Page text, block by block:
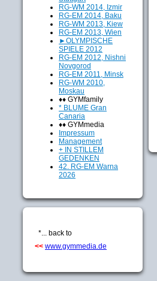
RG-WM 2014, Izmir
RG-EM 2014, Baku
RG-WM 2013, Kiew
RG-EM 2013, Wien
►OLYMPISCHE
SPIELE 2012
RG-EM 2012, Nishni
Novgorod
RG-EM 2011, Minsk
RG-WM 2010,
Moskau
♦♦ GYMfamily
* BLUME Gran
Canaria
♦♦ GYMmedia
Impressum
Management
+ IN STILLEM
GEDENKEN
42. RG-EM Warna
2026
*... back to
<< www.gymmedia.de